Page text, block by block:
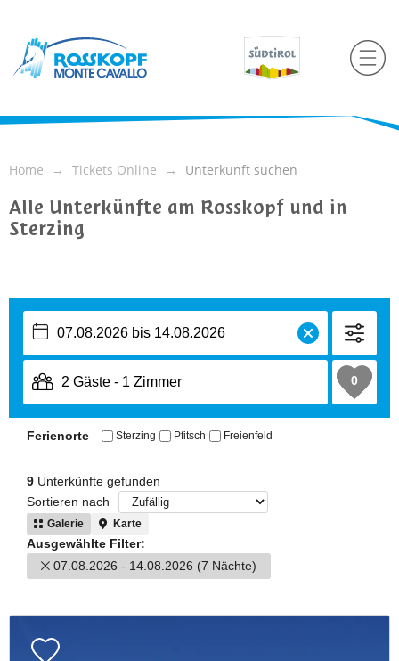
Home Tickets Online Unterkunft suchen
Alle Unterkünfte am Rosskopf und in
Sterzing